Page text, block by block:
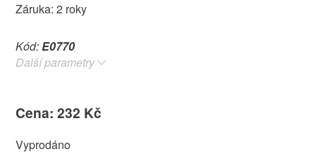
Záruka: 2 roky
Kód:E0770
Další parametry
Cena: 232 Kč
Vyprodáno